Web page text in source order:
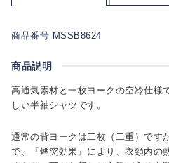
商品番号 MSSB8624
商品説明
高通気素材と一枚ヨークの空冷仕様
しい半袖シャツです。
通常の背ヨークは二枚（二重）です
で、『煙突効果』により、衣類内の